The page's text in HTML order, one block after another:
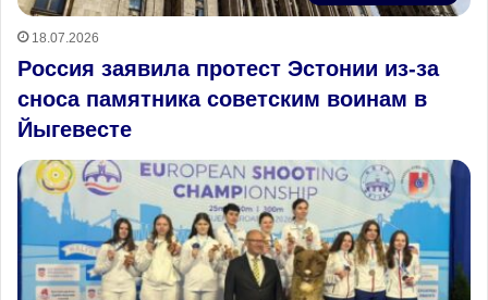
18.07.2026
Россия заявила протест Эстонии из‑за
сноса памятника советским воинам в
Йыгевесте